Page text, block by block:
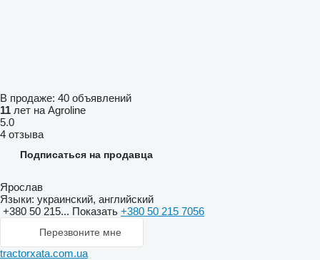
В продаже: 40 объявлений
11 лет на Agroline
5.0
4 отзыва
Подписаться на продавца
Ярослав
Языки: украинский, английский
+380 50 215... Показать +380 50 215 7056
Перезвоните мне
tractorxata.com.ua